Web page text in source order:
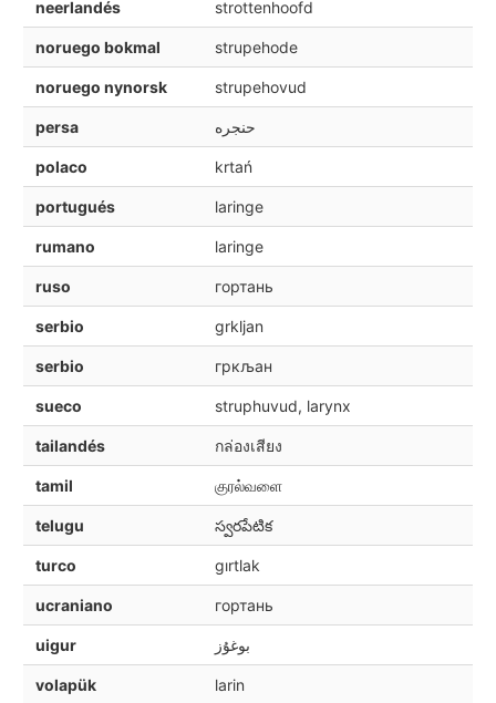
neerlandés strottenhoofd
noruego bokmal strupehode
noruego nynorsk strupehovud
persa حنجره
polaco krtań
portugués laringe
rumano laringe
ruso гортань
serbio grkljan
serbio гркљан
sueco struphuvud, larynx
tailandés กล่องเสียง
tamil குரல்வளை
telugu స్వరపేటిక
turco gırtlak
ucraniano гортань
uigur بوغۇز
volapük larin